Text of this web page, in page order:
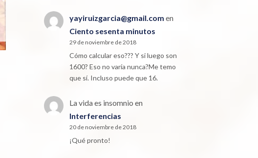
yayiruizgarcia@gmail.com en
Ciento sesenta minutos
29 de noviembre de 2018
Cómo calcular eso??? Y si luego son
1600? Eso no varía nunca?Me temo
que sí. Incluso puede que 16.
La vida es insomnio en
Interferencias
20 de noviembre de 2018
¡Qué pronto!